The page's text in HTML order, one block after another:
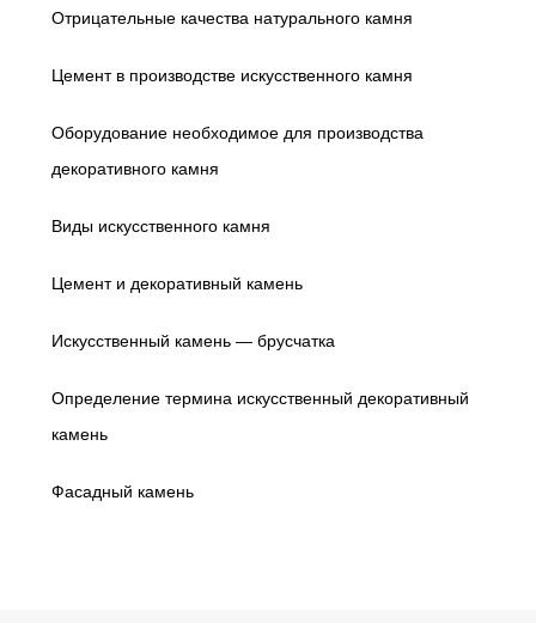
Отрицательные качества натурального камня
Цемент в производстве искусственного камня
Оборудование необходимое для производства
декоративного камня
Виды искусственного камня
Цемент и декоративный камень
Искусственный камень — брусчатка
Определение термина искусственный декоративный
камень
Фасадный камень